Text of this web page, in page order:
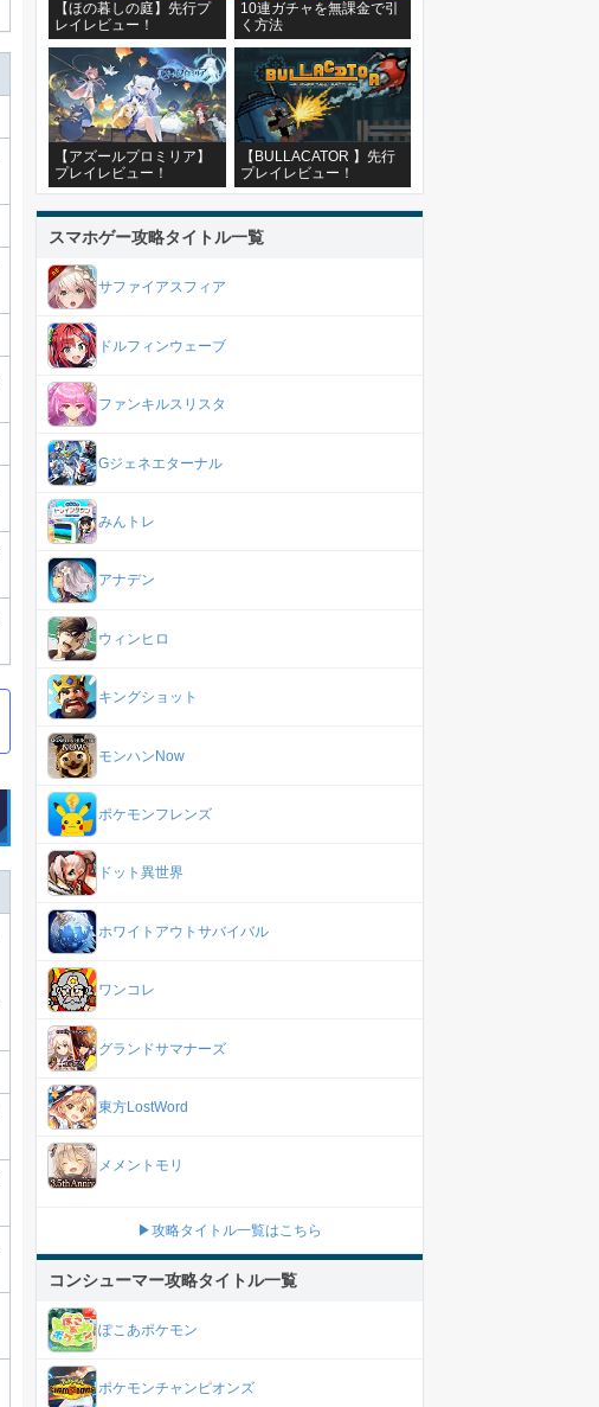
【ほの暮しの庭】先行プ
レイレビュー！
10連ガチャを無課金で引
く方法
【アズールプロミリア】
プレイレビュー！
【BULLACATOR 】先行
プレイレビュー！
スマホゲー攻略タイトル一覧
サファイアスフィア
ドルフィンウェーブ
ファンキルスリスタ
Gジェネエターナル
みんトレ
アナデン
ウィンヒロ
キングショット
モンハンNow
ポケモンフレンズ
ドット異世界
ホワイトアウトサバイバル
ワンコレ
グランドサマナーズ
東方LostWord
メメントモリ
▶攻略タイトル一覧はこちら
コンシューマー攻略タイトル一覧
ぽこあポケモン
ポケモンチャンピオンズ